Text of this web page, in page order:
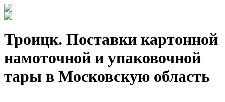
Троицк. Поставки картонной
намоточной и упаковочной
тары в Московскую область